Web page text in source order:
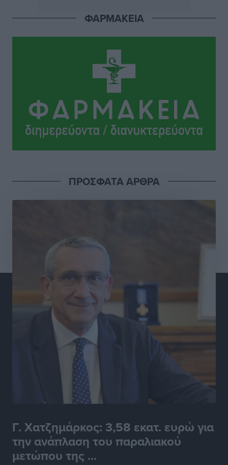
Από την παράδοση της Ρόδου στα ερευνητικά
εργαστήρια: Το μελεκούνι αποκτά διεθνές
επιστημονικό ενδιαφέρον
Πολιτιστικά• πριν 24 ώρες
ΦΑΡΜΑΚΕΙΑ
ΠΡΟΣΦΑΤΑ ΑΡΘΡΑ
Γ. Χατζημάρκος: 3,58 εκατ. ευρώ για
την ανάπλαση του παραλιακού
μετώπου της ...